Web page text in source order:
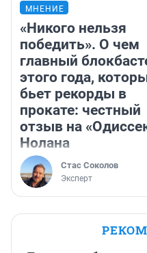
МНЕНИЕ
«Никого нельзя
победить». О чем
главный
этого года,
бьет рекорды в
прокате: честный
отзыв на
Нолана
Стас Соколов
Эксперт